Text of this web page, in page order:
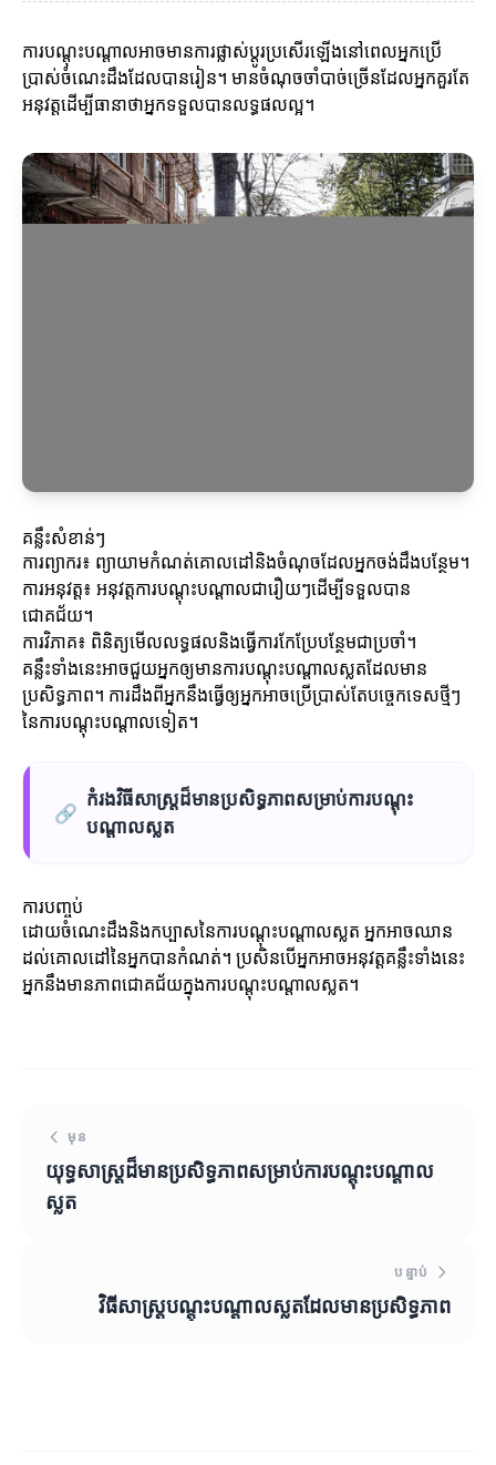
ការបណ្តុះបណ្តាលអាចមានការផ្លាស់ប្តូរប្រសើរឡើងនៅពេលអ្នកប្រើ
ប្រាស់ចំណេះដឹងដែលបានរៀន។ មានចំណុចចាំបាច់ច្រើនដែលអ្នកគួរតែ
អនុវត្តដើម្បីធានាថាអ្នកទទួលបានលទ្ធផលល្អ។
គន្លឹះសំខាន់ៗ
ការព្យាករ៖ ព្យាយាមកំណត់គោលដៅនិងចំណុចដែលអ្នកចង់ដឹងបន្ថែម។
ការអនុវត្ត៖ អនុវត្តការបណ្តុះបណ្តាលជារឿយៗដើម្បីទទួលបាន
ជោគជ័យ។
ការវិភាគ៖ ពិនិត្យមើលលទ្ធផលនិងធ្វើការកែប្រែបន្ថែមជាប្រចាំ។
គន្លឹះទាំងនេះអាចជួយអ្នកឲ្យមានការបណ្តុះបណ្តាលស្លតដែលមាន
ប្រសិទ្ធភាព។ ការដឹងពីអ្នកនឹងធ្វើឲ្យអ្នកអាចប្រើប្រាស់តែបច្ចេកទេសថ្មីៗ
នៃការបណ្តុះបណ្តាលទៀត។
🔗
កំរងវិធីសាស្ត្រដ៏មានប្រសិទ្ធភាពសម្រាប់ការបណ្តុះ
បណ្តាលស្លត
ការបញ្ចប់
ដោយចំណេះដឹងនិងកប្បាសនៃការបណ្តុះបណ្តាលស្លត អ្នកអាចឈាន
ដល់គោលដៅនៃអ្នកបានកំណត់។ ប្រសិនបើអ្នកអាចអនុវត្តគន្លឹះទាំងនេះ
អ្នកនឹងមានភាពជោគជ័យក្នុងការបណ្តុះបណ្តាលស្លត។
មុន
យុទ្ធសាស្រ្តដ៏មានប្រសិទ្ធភាពសម្រាប់ការបណ្តុះបណ្តាល
ស្លត
បន្ទាប់
វិធីសាស្ត្របណ្តុះបណ្តាលស្លតដែលមានប្រសិទ្ធភាព